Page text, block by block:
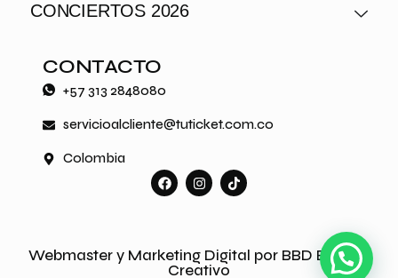
CONCIERTOS 2026
CONTACTO
+57 313 2848080
servicioalcliente@tuticket.com.co
Colombia
Webmaster y Marketing Digital por BBD Estudio
Creativo